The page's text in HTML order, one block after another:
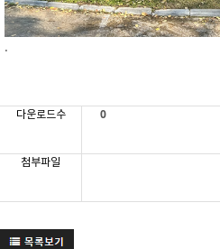
.
다운로드수 0
첨부파일